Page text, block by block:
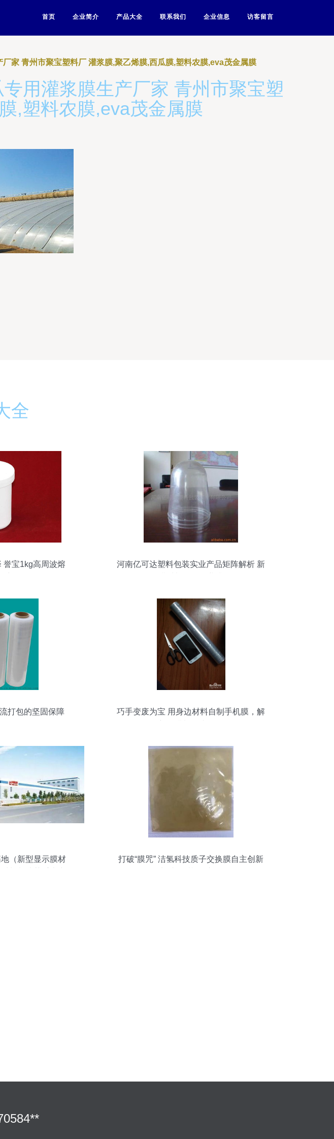
首页 企业简介 产品大全 联系我们 企业信息 访客留言
家 青州市聚宝塑料厂 灌浆膜,聚乙烯膜,西瓜膜,塑料农膜,eva茂金属膜
用灌浆膜生产厂家 青州市聚宝塑
,塑料农膜,eva茂金属膜
全
誉宝1kg高周波熔
河南亿可达塑料包装实业产品矩阵解析 新
打包的坚固保障
巧手变废为宝 用身边材料自制手机膜，解
（新型显示膜材
打破“膜咒” 洁氢科技质子交换膜自主创新